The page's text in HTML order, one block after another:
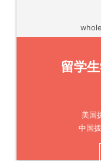
留学
美国
中国